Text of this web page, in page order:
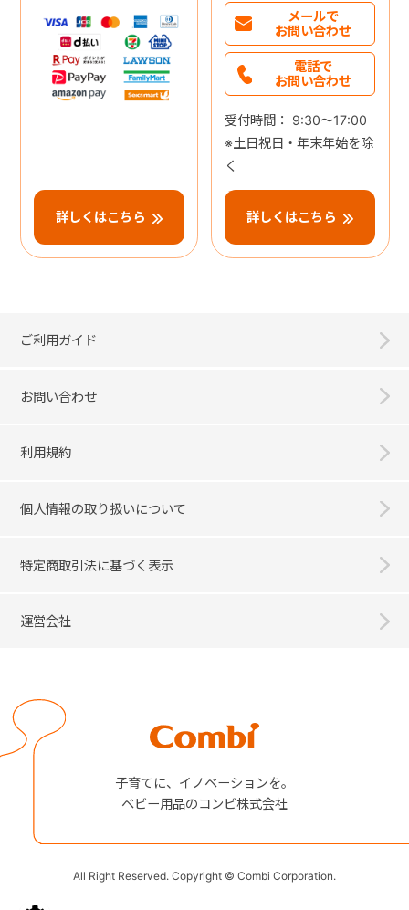
詳しくはこちら
メールで
お問い合わせ
電話で
お問い合わせ
受付時間： 9:30～17:00
※土日祝日・年末年始を除
く
詳しくはこちら
ご利用ガイド
お問い合わせ
利用規約
個人情報の取り扱いについて
特定商取引法に基づく表示
運営会社
子育てに、イノベーションを。
ベビー用品のコンビ株式会社
All Right Reserved. Copyright © Combi Corporation.